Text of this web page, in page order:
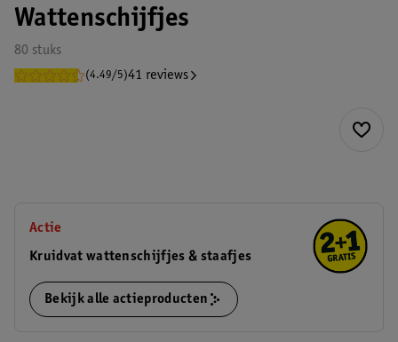
Wattenschijfjes
80 stuks
(4.49/5)41 reviews
Actie
Kruidvat wattenschijfjes & staafjes
Bekijk alle actieproducten